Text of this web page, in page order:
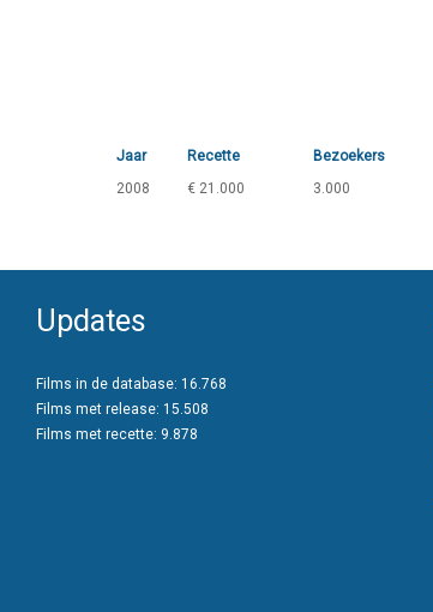
Jaar Recette
Bezoekers
2008 € 21.000 3.000
Updates
Films in de database: 16.768
Films met release: 15.508
Films met recette: 9.878